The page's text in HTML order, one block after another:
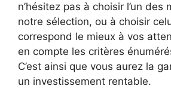
n’hésitez pas à choisir l’un des
notre sélection, ou à choisir
correspond le mieux à vos
en compte les critères
C’est ainsi que vous aurez la
un investissement rentable.